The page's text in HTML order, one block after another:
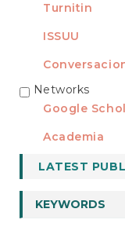
Turnitin
ISSUU
REDES
Networks
Google
Academia
LATEST
KEYWORDS